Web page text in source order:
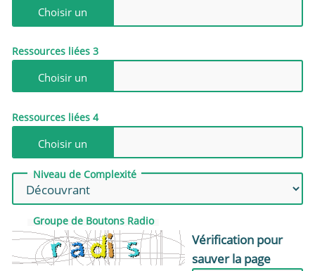
Ressources liées 3
Ressources liées 4
Niveau de Complexité
Groupe de Boutons Radio
Vérification pour
sauver la page